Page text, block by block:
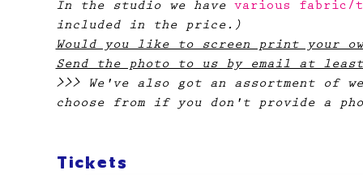
In the studio we have various fabric/
included in the price.)
Would you like to screen print your
Send the photo to us by email at
>>> We've also got an assortment
choose from if you don't provide a
Tickets